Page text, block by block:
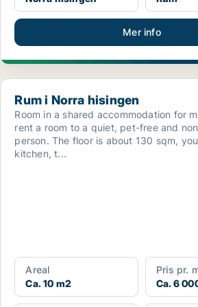
Mer info
Rum i Norra hisingen
Rum i Norra hisingen
Room in a shared accommodation for men.
rent a room to a quiet, pet-free and
person. The floor is about 130 sqm,
kitchen, t...
Areal
Ca. 10 m2
Pris pr.
Ca. 6